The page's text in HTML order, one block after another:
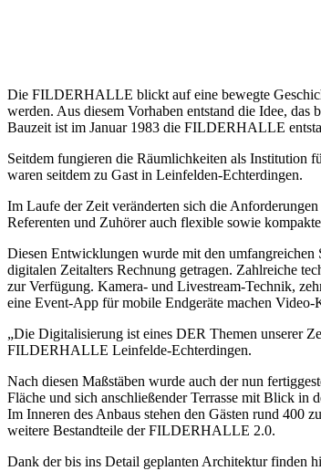
Die FILDERHALLE blickt auf eine bewegte
werden. Aus diesem Vorhaben entstand die Idee,
Bauzeit ist im Januar 1983 die FILDERHALLE
Seitdem fungieren die Räumlichkeiten als Institution
waren seitdem zu Gast in Leinfelden-Echterdingen.
Im Laufe der Zeit veränderten sich die
Referenten und Zuhörer auch flexible sowie
Diesen Entwicklungen wurde mit den umfangreichen
digitalen Zeitalters Rechnung getragen. Zahlreiche
zur Verfügung. Kamera- und Livestream-Technik,
eine Event-App für mobile Endgeräte machen
„Die Digitalisierung ist eines DER Themen unserer
FILDERHALLE Leinfelde-Echterdingen.
Nach diesen Maßstäben wurde auch der nun
Fläche und sich anschließender Terrasse mit Blick in
Im Inneren des Anbaus stehen den Gästen rund 400
weitere Bestandteile der FILDERHALLE 2.0.
Dank der bis ins Detail geplanten Architektur finden